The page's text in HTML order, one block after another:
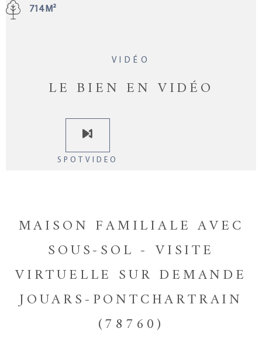
714 M²
VIDÉO
LE BIEN EN VIDÉO
SPOTVIDEO
MAISON FAMILIALE AVEC
SOUS-SOL - VISITE
VIRTUELLE SUR DEMANDE
JOUARS-PONTCHARTRAIN
(78760)